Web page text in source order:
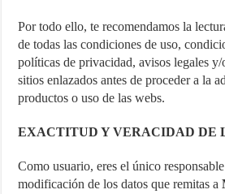
Por todo ello, te recomendamos la
de todas las condiciones de uso,
políticas de privacidad, avisos legales y/
sitios enlazados antes de proceder a la
productos o uso de las webs.
EXACTITUD Y VERACIDAD DE
Como usuario, eres el único
modificación de los datos que remitas a